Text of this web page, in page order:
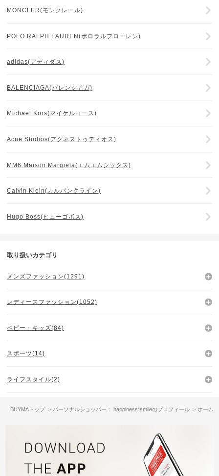
MONCLER(モンクレール)
POLO RALPH LAUREN(ポロラルフローレン)
adidas(アディダス)
BALENCIAGA(バレンシアガ)
Michael Kors(マイケルコース)
Acne Studios(アクネストゥディオス)
MM6 Maison Margiela(エムエムシックス)
Calvin Klein(カルバンクライン)
Hugo Boss(ヒューゴボス)
取り扱いカテゴリ
メンズファッション(1291)
レディースファッション(1052)
ベビー・キッズ(84)
スポーツ(14)
ライフスタイル(2)
BUYMAトップ パーソナルショッパー： happiness*smileのプロフィール ホーム